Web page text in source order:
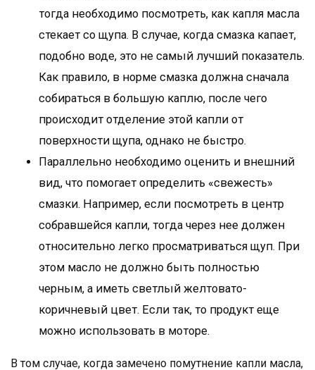
тогда необходимо посмотреть, как капля масла
стекает со щупа. В случае, когда смазка капает,
подобно воде, это не самый лучший показатель.
Как правило, в норме смазка должна сначала
собираться в большую каплю, после чего
происходит отделение этой капли от
поверхности щупа, однако не быстро.
Параллельно необходимо оценить и внешний
вид, что помогает определить «свежесть»
смазки. Например, если посмотреть в центр
собравшейся капли, тогда через нее должен
относительно легко просматриваться щуп. При
этом масло не должно быть полностью
черным, а иметь светлый желтовато-
коричневый цвет. Если так, то продукт еще
можно использовать в моторе.
В том случае, когда замечено помутнение капли масла,